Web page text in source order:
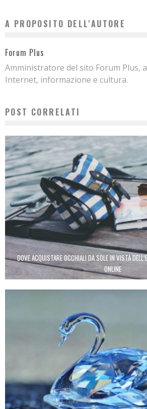
A PROPOSITO DELL'AUTORE
Forum Plus
Amministratore del sito Forum Plus,
Internet, informazione e cultura.
POST CORRELATI
DOVE ACQUISTARE OCCHIALI DA SOLE IN VISTA
ONLINE